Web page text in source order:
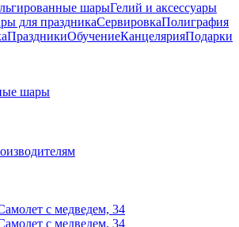
шарыГелий и аксессуары
для праздникаСервировкаПолиграфия
ПраздникиОбучениеКанцелярияПодарки
шары